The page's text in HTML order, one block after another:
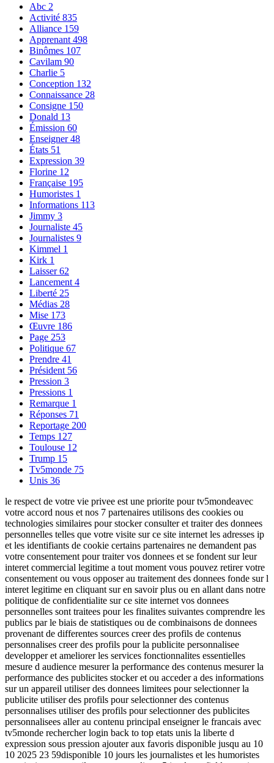
Abc 2
Activité 835
Alliance 159
Apprenant 498
Binômes 107
Cavilam 90
Charlie 5
Conception 132
Connaissance 28
Consigne 150
Donald 13
Émission 60
Enseigner48
États 51
Expression 39
Florine 12
Française 195
Humoristes 1
Informations 113
Jimmy 3
Journaliste 45
Journalistes 9
Kimmel 1
Kirk 1
Laisser62
Lancement 4
Liberté 25
Médias 28
Mise 173
Œuvre 186
Page 253
Politique 67
Prendre 41
Président 56
Pression 3
Pressions 1
Remarque 1
Réponses 71
Reportage 200
Temps 127
Toulouse 12
Trump 15
Tv5monde 75
Unis 36
le respect de votre vie privee est une priorite pour tv5mondeavec
votre accord nous et nos 7 partenaires utilisons des cookies ou
technologies similaires pour stocker consulter et traiter des donnees
personnelles telles que votre visite sur ce site internet les adresses ip
et les identifiants de cookie certains partenaires ne demandent pas
votre consentement pour traiter vos donnees et se fondent sur leur
interet commercial legitime a tout moment vous pouvez retirer votre
consentement ou vous opposer au traitement des donnees fonde sur l
interet legitime en cliquant sur en savoir plus ou en allant dans notre
politique de confidentialite sur ce site internet vos donnees
personnelles sont traitees pour les finalites suivantes comprendre les
publics par le biais de statistiques ou de combinaisons de donnees
provenant de differentes sources creer des profils de contenus
personnalises creer des profils pour la publicite personnalisee
developper et ameliorer les services fonctionnalites essentielles
mesure d audience mesurer la performance des contenus mesurer la
performance des publicites stocker et ou acceder a des informations
sur un appareil utiliser des donnees limitees pour selectionner la
publicite utiliser des profils pour selectionner des contenus
personnalises utiliser des profils pour selectionner des publicites
personnalisees aller au contenu principal enseigner le francais avec
tv5monde rechercher login back to top etats unis la liberte d
expression sous pression ajouter aux favoris disponible jusqu au 10
10 2025 23 59disponible 10 jours les journalistes et les humoristes